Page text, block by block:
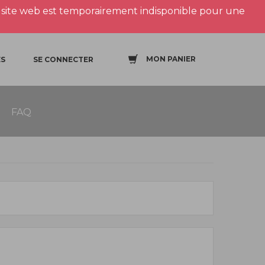
web est temporairement indisponible pour une
SE CONNECTER MON PANIER
FAQ